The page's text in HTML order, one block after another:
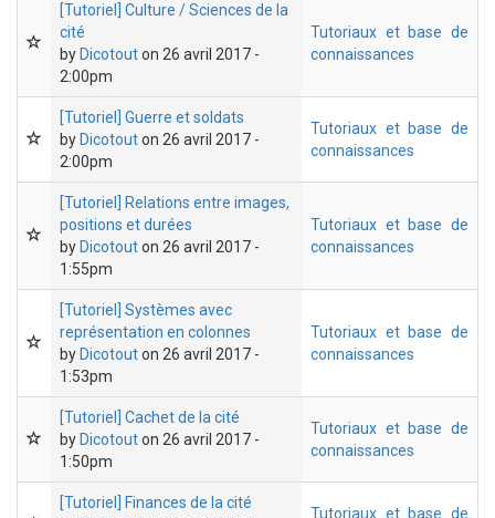
[Tutoriel] Culture / Sciences de la
cité
by Dicotouton 26 avril 2017 -
2:00pm
Tutoriaux et base de
connaissances
[Tutoriel] Guerre et soldats
by Dicotouton 26 avril 2017 -
2:00pm
Tutoriaux et base de
connaissances
[Tutoriel] Relations entre images,
positions et durées
by Dicotouton 26 avril 2017 -
1:55pm
Tutoriaux et base de
connaissances
[Tutoriel] Systèmes avec
représentation en colonnes
by Dicotouton 26 avril 2017 -
1:53pm
Tutoriaux et base de
connaissances
[Tutoriel] Cachet de la cité
by Dicotouton 26 avril 2017 -
1:50pm
Tutoriaux et base de
connaissances
[Tutoriel] Finances de la cité
Tutoriaux et base de